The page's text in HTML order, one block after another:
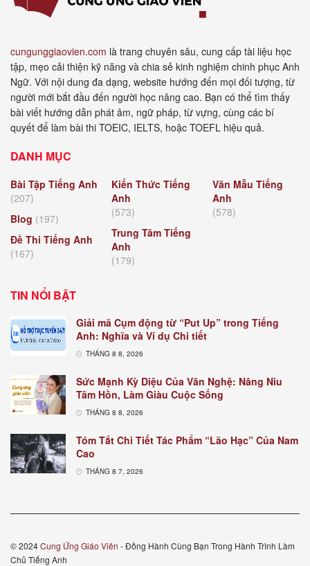
cungunggiaovien.com là trang chuyên sâu, cung cấp tài liệu học
tập, mẹo cải thiện kỹ năng và chia sẻ kinh nghiệm chinh phục Anh
Ngữ. Với nội dung đa dạng, website hướng đến mọi đối tượng, từ
người mới bắt đầu đến người học nâng cao. Bạn có thể tìm thấy
bài viết hướng dẫn phát âm, ngữ pháp, từ vựng, cùng các bí
quyết để làm bài thi TOEIC, IELTS, hoặc TOEFL hiệu quả.
DANH MỤC
Bài Tập Tiếng Anh
(207)
Blog (197)
Đề Thi Tiếng Anh
(167)
Kiến Thức Tiếng
Anh
(573)
Trung Tâm Tiếng
Anh
(179)
Văn Mẫu Tiếng
Anh
(578)
TIN NỔI BẬT
Giải mã Cụm động từ “Put Up” trong Tiếng
Anh: Nghĩa và Ví dụ Chi tiết
THÁNG 8 8, 2026
Sức Mạnh Kỳ Diệu Của Văn Nghệ: Nâng Niu
Tâm Hồn, Làm Giàu Cuộc Sống
THÁNG 8 8, 2026
Tóm Tắt Chi Tiết Tác Phẩm “Lão Hạc” Của Nam
Cao
THÁNG 8 7, 2026
© 2024Cung Ứng Giáo Viên - Đồng Hành Cùng Bạn Trong Hành Trình Làm
Chủ Tiếng Anh